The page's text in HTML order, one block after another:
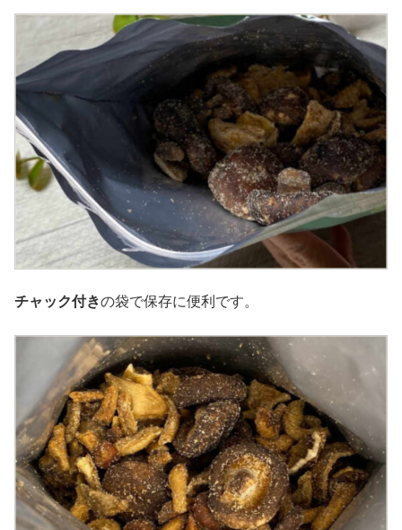
チャック付きの袋で保存に便利です。